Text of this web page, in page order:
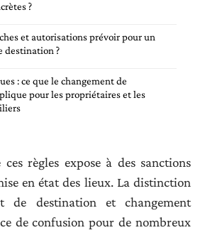
?
et autorisations prévoir pour un
destination ?
: ce que le changement de
pour les propriétaires et les
règles expose à des sanctions
en état des lieux. La distinction
de destination et changement
de confusion pour de nombreux